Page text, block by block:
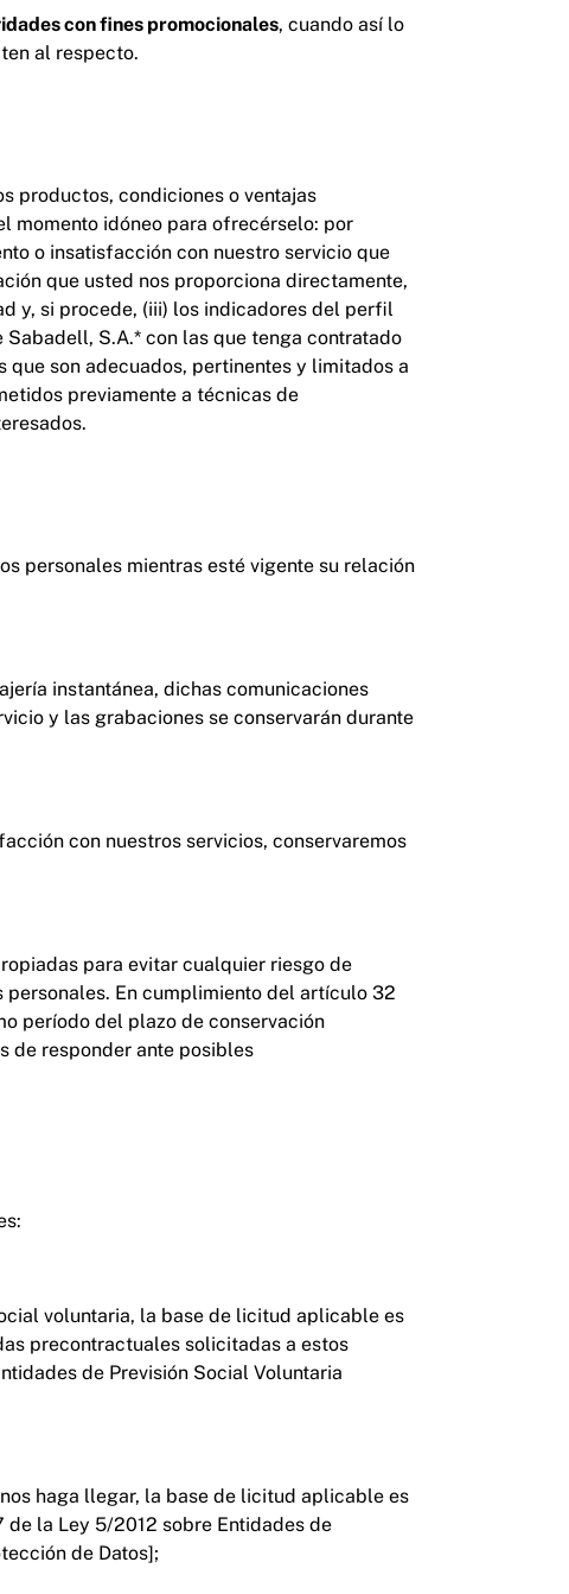
con fines promocionales, cuando así lo
al respecto.
productos, condiciones o ventajas
momento idóneo para ofrecérselo: por
o insatisfacción con nuestro servicio que
que usted nos proporciona directamente,
y, si procede, (iii) los indicadores del perfil
S.A.* con las que tenga contratado
son adecuados, pertinentes y limitados a
previamente a técnicas de
personales mientras esté vigente su relación
instantánea, dichas comunicaciones
y las grabaciones se conservarán durante
con nuestros servicios, conservaremos
para evitar cualquier riesgo de
En cumplimiento del artículo 32
período del plazo de conservación
de responder ante posibles
voluntaria, la base de licitud aplicable es
precontractuales solicitadas a estos
de Previsión Social Voluntaria
haga llegar, la base de licitud aplicable es
la Ley 5/2012 sobre Entidades de
de Datos];